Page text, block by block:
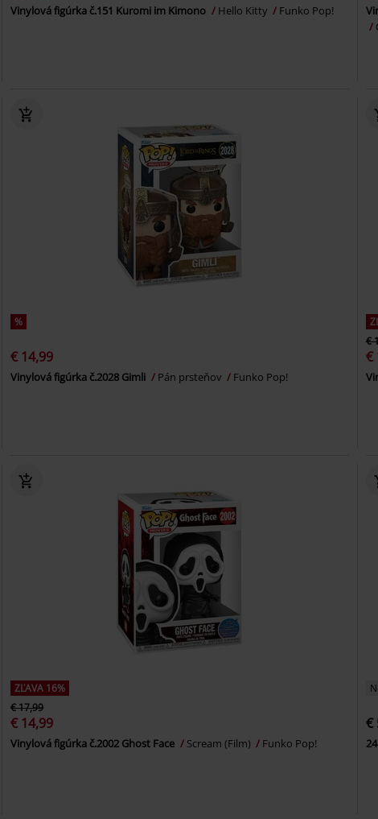
Vinylová figúrka č.151 Kuromi im Kimono Hello Kitty Funko Pop!
%
€ 14,99
Vinylová figúrka č.2028 Gimli Pán prsteňov Funko Pop!
€
€
ZĽAVA 16%
€ 17,99
€ 14,99
Vinylová figúrka č.2002 Ghost Face Scream (Film) Funko Pop!
€